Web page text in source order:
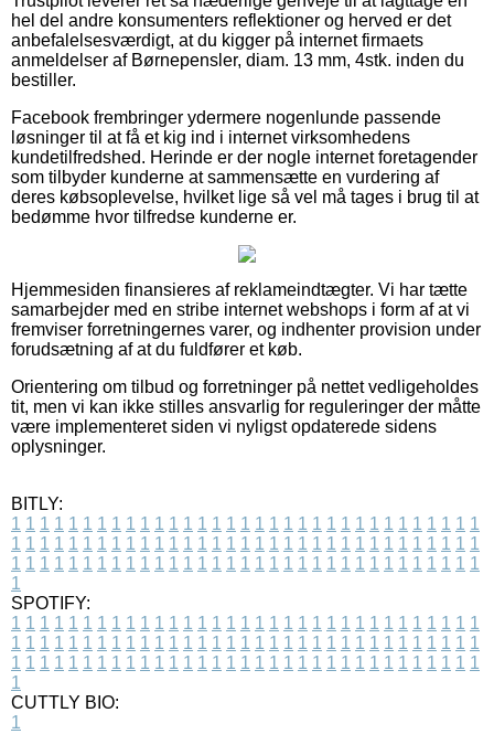
hel del andre konsumenters reflektioner og herved er det
anbefalelsesværdigt, at du kigger på internet firmaets
anmeldelser af Børnepensler, diam. 13 mm, 4stk. inden du
bestiller.
Facebook frembringer ydermere nogenlunde passende
løsninger til at få et kig ind i internet virksomhedens
kundetilfredshed. Herinde er der nogle internet foretagender
som tilbyder kunderne at sammensætte en vurdering af
deres købsoplevelse, hvilket lige så vel må tages i brug til at
bedømme hvor tilfredse kunderne er.
Hjemmesiden finansieres af reklameindtægter. Vi har tætte
samarbejder med en stribe internet webshops i form af at vi
fremviser forretningernes varer, og indhenter provision under
forudsætning af at du fuldfører et køb.
Orientering om tilbud og forretninger på nettet vedligeholdes
tit, men vi kan ikke stilles ansvarlig for reguleringer der måtte
være implementeret siden vi nyligst opdaterede sidens
oplysninger.
BITLY:
1 1 1 1 1 1 1 1 1 1 1 1 1 1 1 1 1 1 1 1 1 1 1 1 1 1 1 1 1 1 1 1 1
1 1 1 1 1 1 1 1 1 1 1 1 1 1 1 1 1 1 1 1 1 1 1 1 1 1 1 1 1 1 1 1 1
1 1 1 1 1 1 1 1 1 1 1 1 1 1 1 1 1 1 1 1 1 1 1 1 1 1 1 1 1 1 1 1 1
1
SPOTIFY:
1 1 1 1 1 1 1 1 1 1 1 1 1 1 1 1 1 1 1 1 1 1 1 1 1 1 1 1 1 1 1 1 1
1 1 1 1 1 1 1 1 1 1 1 1 1 1 1 1 1 1 1 1 1 1 1 1 1 1 1 1 1 1 1 1 1
1 1 1 1 1 1 1 1 1 1 1 1 1 1 1 1 1 1 1 1 1 1 1 1 1 1 1 1 1 1 1 1 1
1
CUTTLY BIO:
1